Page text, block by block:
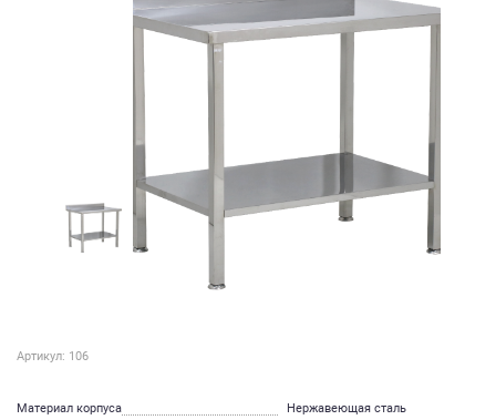
Артикул: 106
Материал корпуса
Нержавеющая сталь